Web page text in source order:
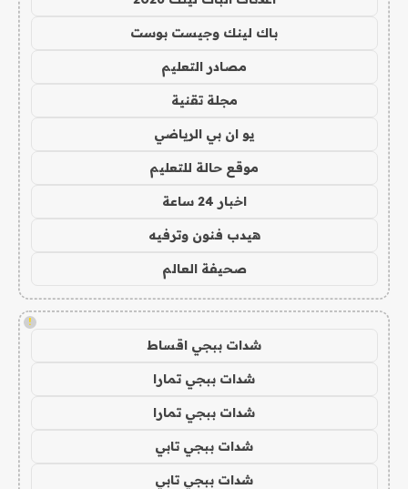
باك لينك وجيست بوست
مصادر التعليم
مجلة تقنية
يو ان بي الرياضي
موقع حالة للتعليم
اخبار 24 ساعة
هيدب فنون وترفيه
صحيفة العالم
!
شدات ببجي اقساط
شدات ببجي تمارا
شدات ببجي تمارا
شدات ببجي تابي
شدات ببجي تابي